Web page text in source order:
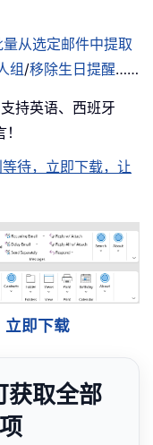
量从选定邮件中提取
组/移除生日提醒……
持英语、西班牙
待，立即下载，让
立即下载
取全部